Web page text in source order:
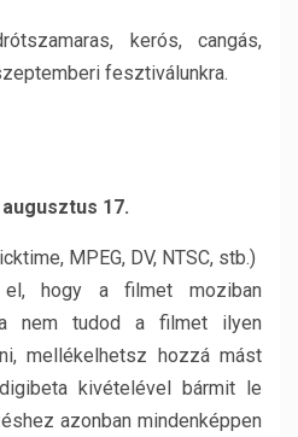
kerós, cangás,
fesztiválunkra.
17.
MPEG, DV, NTSC, stb.)
hogy a filmet moziban
nem tudod a filmet ilyen
mellékelhetsz hozzá mást
kivételével bármit le
azonban mindenképpen